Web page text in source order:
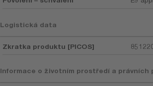
Logistická data
Zkratka produktu [PICOS]
Informace o životním prostředí a právních